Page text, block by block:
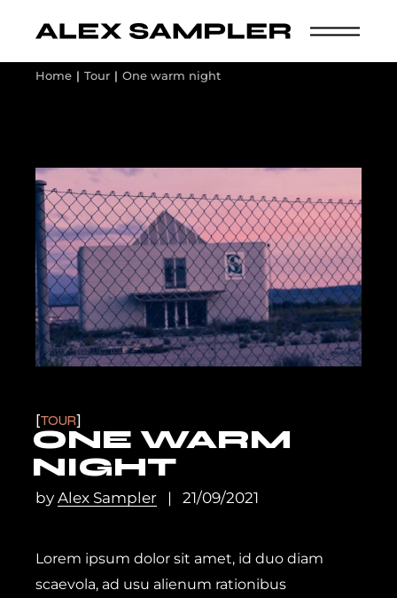
Home Tour One warm night
TOUR
ONE WARM
NIGHT
byAlex Sampler 21/09/2021
Lorem ipsum dolor sit amet, id duo diam
scaevola, ad usu alienum rationibus